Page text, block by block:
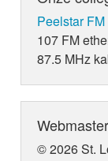
Peelstar FM
107 FM
87.5 MHz
Webmaster
© 2026 St.